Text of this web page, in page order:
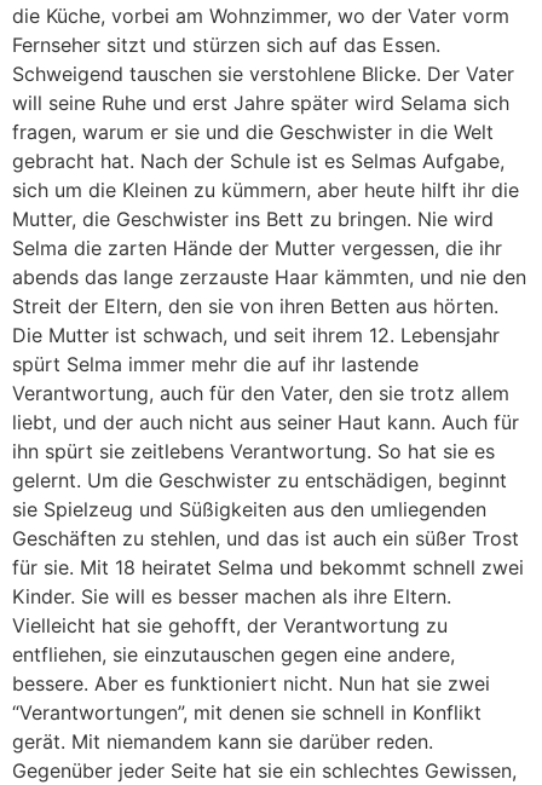
die Küche, vorbei am Wohnzimmer, wo der Vater vorm
Fernseher sitzt und stürzen sich auf das Essen.
Schweigend tauschen sie verstohlene Blicke. Der Vater
will seine Ruhe und erst Jahre später wird Selama sich
fragen, warum er sie und die Geschwister in die Welt
gebracht hat. Nach der Schule ist es Selmas Aufgabe,
sich um die Kleinen zu kümmern, aber heute hilft ihr die
Mutter, die Geschwister ins Bett zu bringen. Nie wird
Selma die zarten Hände der Mutter vergessen, die ihr
abends das lange zerzauste Haar kämmten, und nie den
Streit der Eltern, den sie von ihren Betten aus hörten.
Die Mutter ist schwach, und seit ihrem 12. Lebensjahr
spürt Selma immer mehr die auf ihr lastende
Verantwortung, auch für den Vater, den sie trotz allem
liebt, und der auch nicht aus seiner Haut kann. Auch für
ihn spürt sie zeitlebens Verantwortung. So hat sie es
gelernt. Um die Geschwister zu entschädigen, beginnt
sie Spielzeug und Süßigkeiten aus den umliegenden
Geschäften zu stehlen, und das ist auch ein süßer Trost
für sie. Mit 18 heiratet Selma und bekommt schnell zwei
Kinder. Sie will es besser machen als ihre Eltern.
Vielleicht hat sie gehofft, der Verantwortung zu
entfliehen, sie einzutauschen gegen eine andere,
bessere. Aber es funktioniert nicht. Nun hat sie zwei
“Verantwortungen”, mit denen sie schnell in Konflikt
gerät. Mit niemandem kann sie darüber reden.
Gegenüber jeder Seite hat sie ein schlechtes Gewissen,